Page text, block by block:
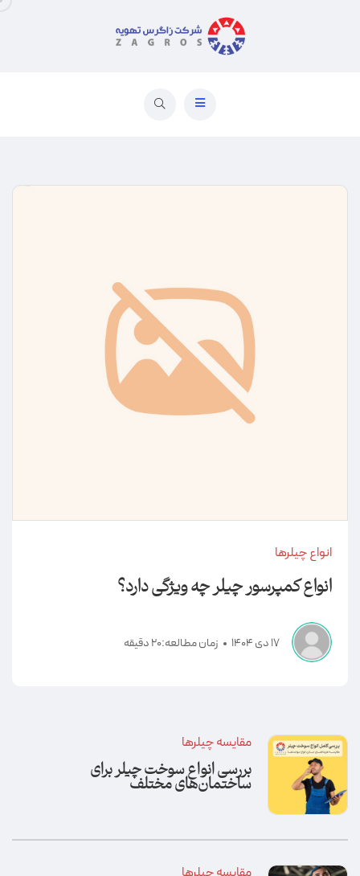
انواع چیلرها
انواع کمپرسور چیلر چه ویژگی دارد؟
17 دی 1404 زمان مطالعه:20 دقیقه
مقایسه چیلرها
بررسی انواع سوخت چیلر برای
ساختمان‌های مختلف